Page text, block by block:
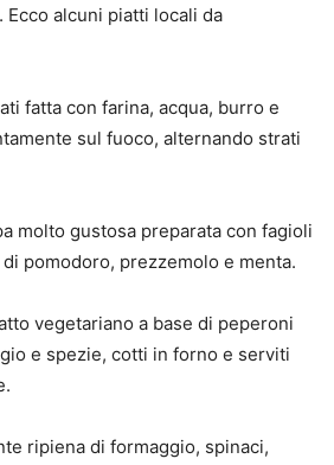
alcuni piatti locali da
fatta con farina, acqua, burro e
sul fuoco, alternando strati
molto gustosa preparata con fagioli
pomodoro, prezzemolo e menta.
vegetariano a base di peperoni
e spezie, cotti in forno e serviti
ripiena di formaggio, spinaci,